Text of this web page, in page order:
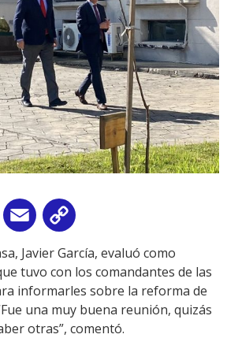
WhatsApp
Email
Link
Javier García, evaluó como
tuvo con los comandantes de las
informarles sobre la reforma de
una muy buena reunión, quizás
otras”, comentó.